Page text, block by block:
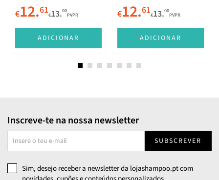
€12.61€13.00
PVPR
ADICIONAR
€12.61€13.00
PVPR
ADICIONAR
Inscreve-te na nossa newsletter
SUBSCREVER
Sim, desejo receber a newsletter da lojashampoo.pt com